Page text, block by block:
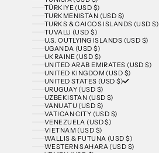
TÜRKIYE (USD $)
TURKMENISTAN (USD $)
TURKS & CAICOS ISLANDS (USD $)
TUVALU (USD $)
U.S. OUTLYING ISLANDS (USD $)
UGANDA (USD $)
UKRAINE (USD $)
UNITED ARAB EMIRATES (USD $)
UNITED KINGDOM (USD $)
UNITED STATES (USD $)
URUGUAY (USD $)
UZBEKISTAN (USD $)
VANUATU (USD $)
VATICAN CITY (USD $)
VENEZUELA (USD $)
VIETNAM (USD $)
WALLIS & FUTUNA (USD $)
WESTERN SAHARA (USD $)